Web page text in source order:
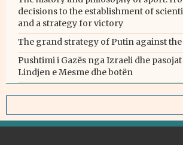
decisions to the establishment of
and a strategy for victory
The grand strategy of Putin against the
Pushtimi i Gazës nga Izraeli dhe
Lindjen e Mesme dhe botën